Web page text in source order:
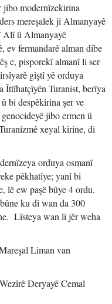
modernîzekirina
mereşalek ji Almanyayê
Alî û Almanyayê
ev fermandarê alman dibe
e, pisporekî almanî li ser
giştî yê orduya
Îttîhatçîyên Turanist, berîya
bi despêkirina şer ve
jibo ermen û
xeyal kirine, di
orduya osmanî
pêkhatîye; yanî bi
lê ew paşê bûye 4 ordu.
ku di wan da 300
Lîsteya wan li jêr weha
Liman van
Deryayê Cemal